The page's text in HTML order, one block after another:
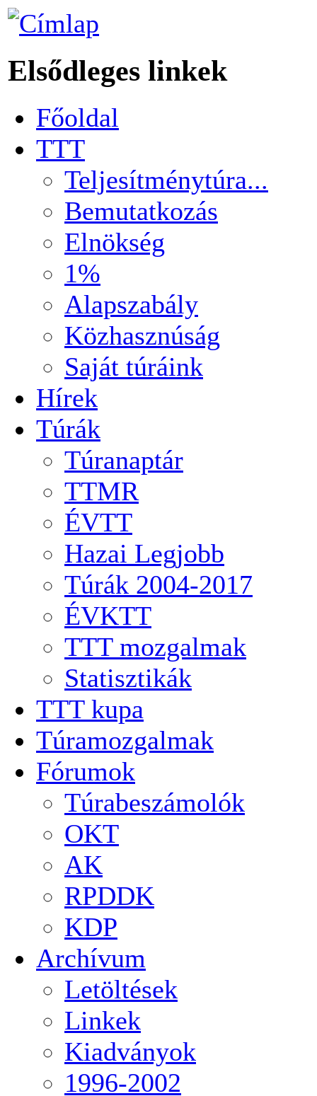
Elsődleges linkek
Főoldal
TTT
Teljesítménytúra...
Bemutatkozás
Elnökség
1%
Alapszabály
Közhasznúság
Saját túráink
Hírek
Túrák
Túranaptár
TTMR
ÉVTT
Hazai Legjobb
Túrák 2004-2017
ÉVKTT
TTT mozgalmak
Statisztikák
TTT kupa
Túramozgalmak
Fórumok
Túrabeszámolók
OKT
AK
RPDDK
KDP
Archívum
Letöltések
Linkek
Kiadványok
1996-2002